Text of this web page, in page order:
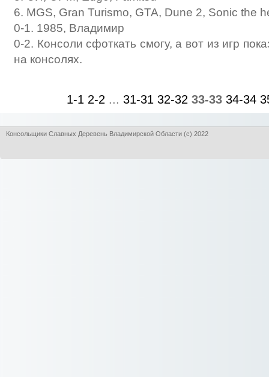
6. MGS, Gran Turismo, GTA, Dune 2, Sonic the
0-1. 1985, Владимир
0-2. Консоли сфоткать смогу, а вот из игр
на консолях.
1-1 2-2 ... 31-31 32-32 33-33 34-34
Консольщики Славных Деревень Владимирской Области (с) 2022